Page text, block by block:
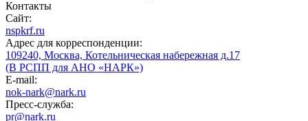
Контакты
Сайт:
nspkrf.ru
Адрес для корреспонденции:
109240, Москва, Котельническая набережная д.17
(В РСПП для АНО «НАРК»)
E-mail:
nok-nark@nark.ru
Пресс-служба:
pr@nark.ru